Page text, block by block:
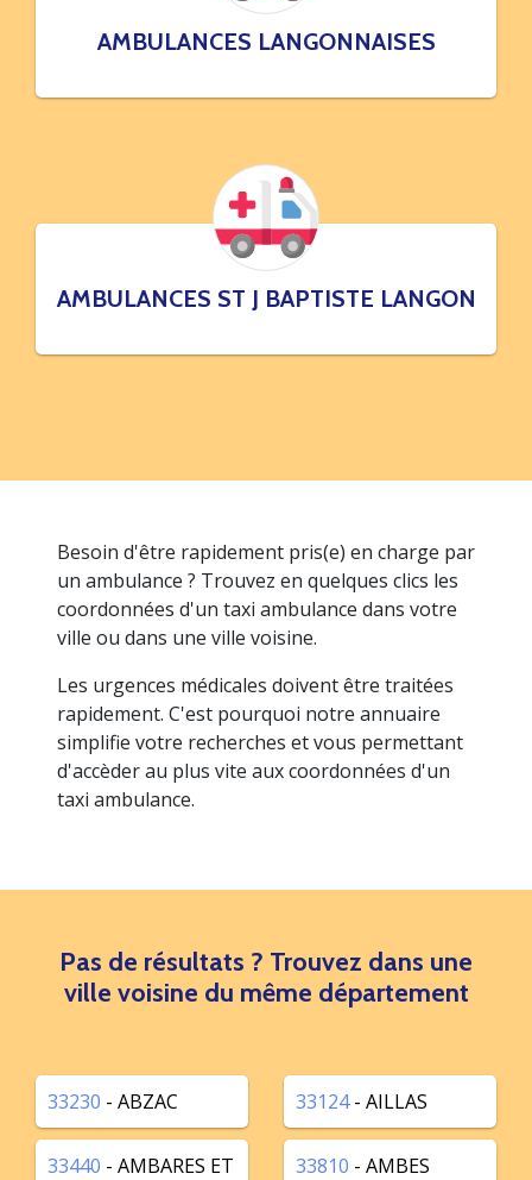
AMBULANCES LANGONNAISES
AMBULANCES ST J BAPTISTE LANGON
Besoin d'être rapidement pris(e) en charge par
un ambulance ? Trouvez en quelques clics les
coordonnées d'un taxi ambulance dans votre
ville ou dans une ville voisine.
Les urgences médicales doivent être traitées
rapidement. C'est pourquoi notre annuaire
simplifie votre recherches et vous permettant
d'accèder au plus vite aux coordonnées d'un
taxi ambulance.
Pas de résultats ? Trouvez dans une
ville voisine du même département
33230 - ABZAC 33124- AILLAS
33440 - AMBARES ET
33810 - AMBES